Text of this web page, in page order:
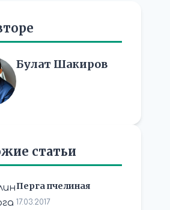
Булат Шакиров
статьи
Перга пчелиная
17.03.2017